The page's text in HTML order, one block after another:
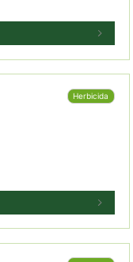
Herbicida